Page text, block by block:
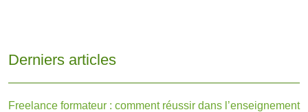
Derniers articles
Freelance formateur : comment réussir dans l’enseignement